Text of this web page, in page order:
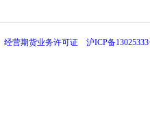
经营期货业务许可证 沪ICP备